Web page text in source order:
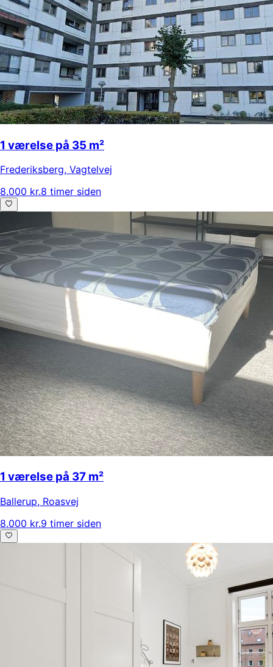
1 værelse på 35 m²
Frederiksberg, Vagtelvej
8.000 kr.8 timer siden
1 værelse på 37 m²
Ballerup, Roasvej
8.000 kr.9 timer siden